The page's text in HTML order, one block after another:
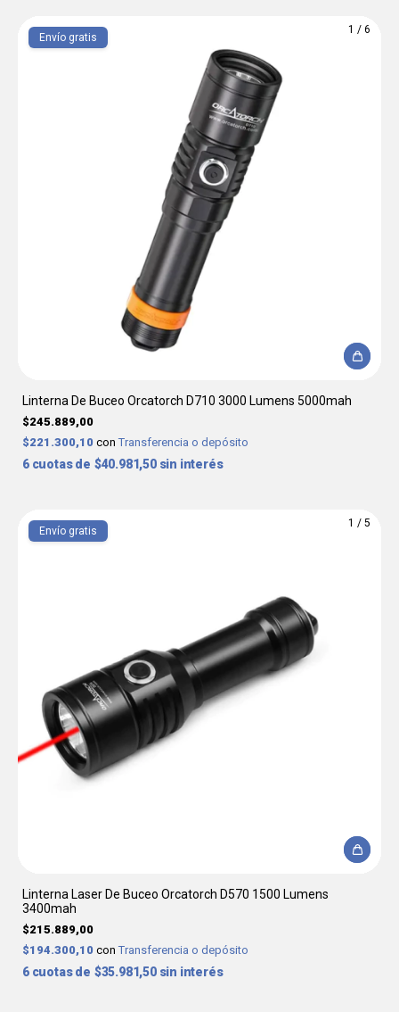
1 / 6
Envío gratis
Linterna De Buceo Orcatorch D710 3000 Lumens 5000mah
$245.889,00
$221.300,10 con Transferencia o depósito
6 $40.981,50 sin interés
1 / 5
Envío gratis
Linterna Laser De Buceo Orcatorch D570 1500 Lumens
3400mah
$215.889,00
$194.300,10 con Transferencia o depósito
6 $35.981,50 sin interés